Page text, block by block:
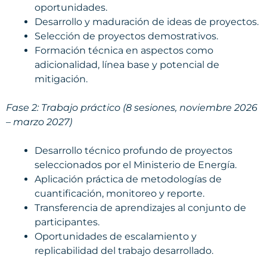
oportunidades.
Desarrollo y maduración de ideas de proyectos.
Selección de proyectos demostrativos.
Formación técnica en aspectos como
adicionalidad, línea base y potencial de
mitigación.
Fase 2: Trabajo práctico (8 sesiones, noviembre 2026
– marzo 2027)
Desarrollo técnico profundo de proyectos
seleccionados por el Ministerio de Energía.
Aplicación práctica de metodologías de
cuantificación, monitoreo y reporte.
Transferencia de aprendizajes al conjunto de
participantes.
Oportunidades de escalamiento y
replicabilidad del trabajo desarrollado.